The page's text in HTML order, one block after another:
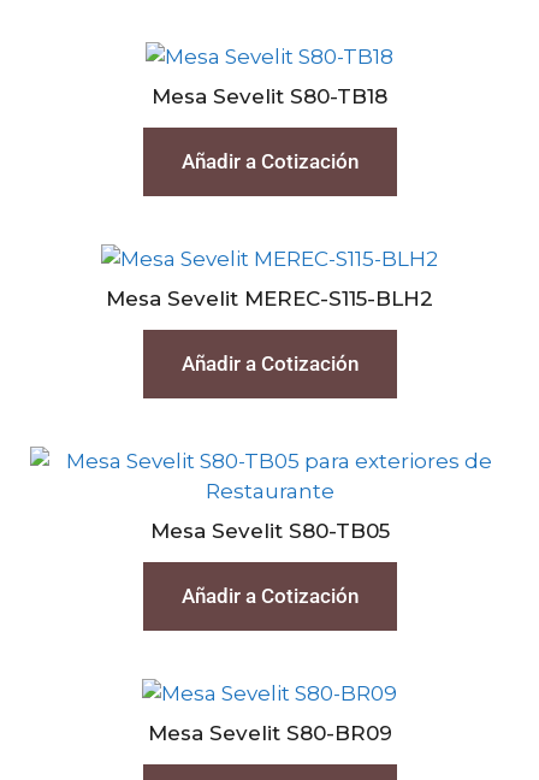
Mesa Sevelit S80-TB18
Añadir a Cotización
Mesa Sevelit MEREC-S115-BLH2
Añadir a Cotización
Mesa Sevelit S80-TB05
Añadir a Cotización
Mesa Sevelit S80-BR09